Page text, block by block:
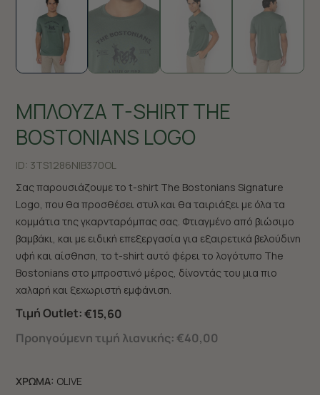
ΜΠΛΟΥΖΑ T-SHIRT THE
BOSTONIANS LOGO
ID: 3TS1286N|B370OL
Σας παρουσιάζουμε το t-shirt The Bostonians Signature
Logo, που θα προσθέσει στυλ και θα ταιριάξει με όλα τα
κομμάτια της γκαρνταρόμπας σας. Φτιαγμένο από βιώσιμο
βαμβάκι, και με ειδική επεξεργασία για εξαιρετικά βελούδινη
υφή και αίσθηση, το t-shirt αυτό φέρει το λογότυπο The
Bostonians στο μπροστινό μέρος, δίνοντάς του μια πιο
χαλαρή και ξεχωριστή εμφάνιση.
Τιμή Outlet:€15,60
Προηγούμενη τιμή λιανικής: €40,00
ΧΡΩΜΑ: OLIVE